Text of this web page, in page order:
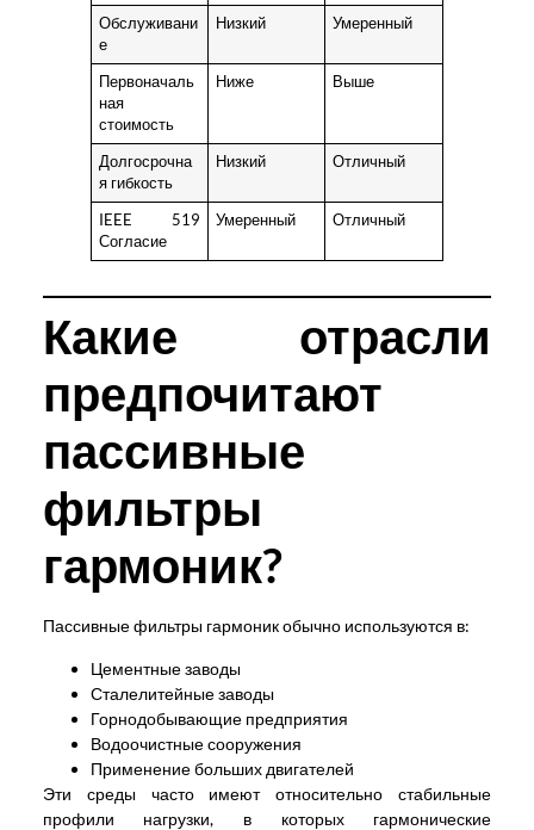
Обслуживани
е
Низкий Умеренный
Первоначаль
ная
стоимость
Ниже Выше
Долгосрочна
я гибкость
Низкий Отличный
IEEE 519
Согласие
Умеренный Отличный
Какие отрасли
предпочитают
пассивные
фильтры
гармоник?
Пассивные фильтры гармоник обычно используются в:
Цементные заводы
Сталелитейные заводы
Горнодобывающие предприятия
Водоочистные сооружения
Применение больших двигателей
Эти среды часто имеют относительно стабильные
профили нагрузки, в которых гармонические